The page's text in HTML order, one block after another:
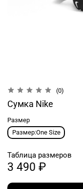
(0)
Сумка Nike
Размер
Размер:One Size
Таблица размеров
3 490 ₽